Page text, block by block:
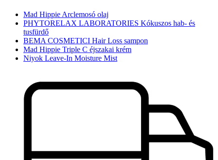
Mad Hippie Arclemosó olaj
PHYTORELAX LABORATORIES Kókuszos hab- és
tusfürdő
BEMA COSMETICI Hair Loss sampon
Mad Hippie Triple C éjszakai krém
Niyok Leave-In Moisture Mist